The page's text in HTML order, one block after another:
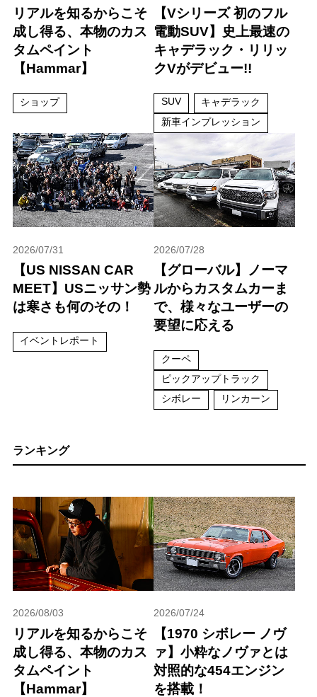
リアルを知るからこそ
成し得る、本物のカス
タムペイント
【Hammar】
ショップ
【Vシリーズ 初のフル
電動SUV】史上最速の
キャデラック・リリッ
クVがデビュー!!
SUV
キャデラック
新車インプレッション
2026/07/31
【US NISSAN CAR
MEET】USニッサン勢
は寒さも何のその！
イベントレポート
2026/07/28
【グローバル】ノーマ
ルからカスタムカーま
で、様々なユーザーの
要望に応える
クーペ
ピックアップトラック
シボレー
リンカーン
ランキング
2026/08/03
リアルを知るからこそ
成し得る、本物のカス
タムペイント
【Hammar】
2026/07/24
【1970 シボレー ノヴ
ァ】小粋なノヴァとは
対照的な454エンジン
を搭載！